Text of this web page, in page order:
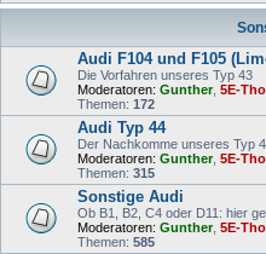
Audi F104 und F105
Die Vorfahren unseres Typ 43
Moderatoren: Gunther, 5E-
Themen: 172
Audi Typ 44
Der Nachkomme unseres Typ
Moderatoren: Gunther, 5E-
Themen: 315
Sonstige Audi
Ob B1, B2, C4 oder D11: hier
Moderatoren: Gunther, 5E-
Themen: 585